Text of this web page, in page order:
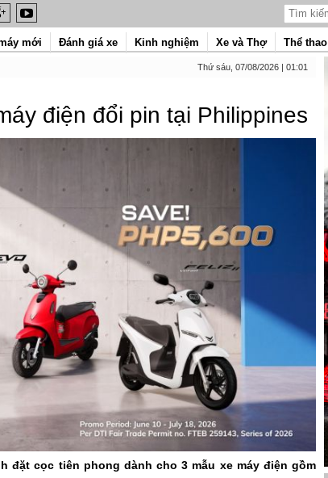
mới Đánh giá xe Kinh nghiệm Xe và Thợ Thể thao
Thứ sáu, 07/08/2026 | 01:01
điện đổi pin tại Philippines
cọc tiên phong dành cho 3 mẫu xe máy điện gồm